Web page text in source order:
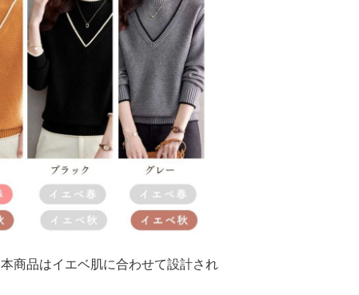
本商品はイエベ肌に合わせて設計され